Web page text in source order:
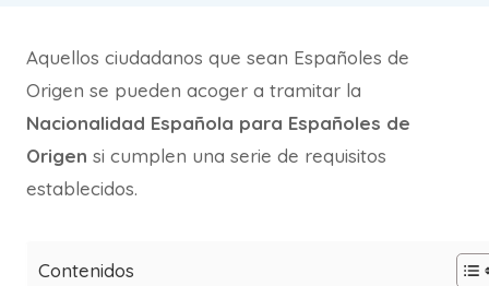
Aquellos ciudadanos que sean Españoles de
Origen se pueden acoger a tramitar la
Nacionalidad Española para Españoles de
Origen si cumplen una serie de requisitos
establecidos.
Contenidos